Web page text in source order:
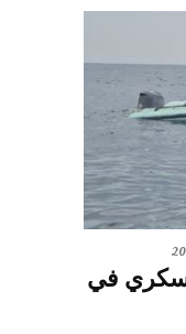
في